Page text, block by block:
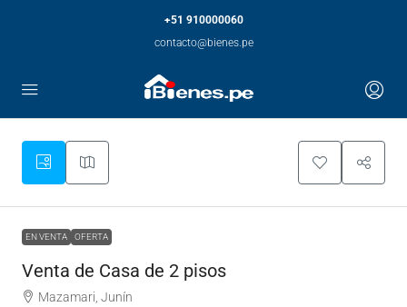
+51 910000060
contacto@bienes.pe
EN VENTA OFERTA
Venta de Casa de 2 pisos
Mazamari, Junín